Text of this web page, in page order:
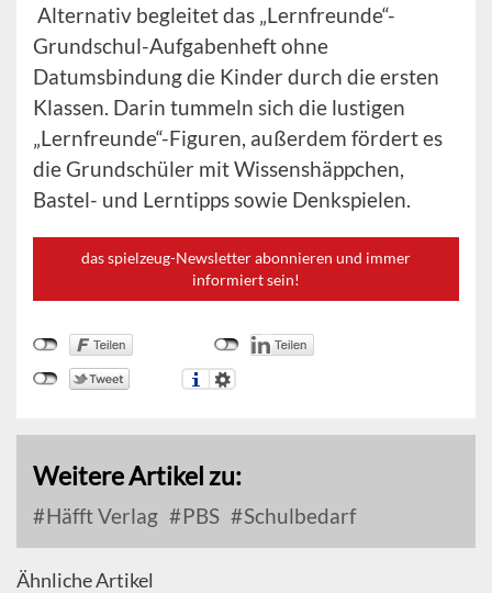
Alternativ begleitet das „Lernfreunde“-
Grundschul-Aufgabenheft ohne
Datumsbindung die Kinder durch die ersten
Klassen. Darin tummeln sich die lustigen
„Lernfreunde“-Figuren, außerdem fördert es
die Grundschüler mit Wissenshäppchen,
Bastel- und Lerntipps sowie Denkspielen.
das spielzeug-Newsletter abonnieren und immer
informiert sein!
Weitere Artikel zu:
Häfft Verlag PBS Schulbedarf
Ähnliche Artikel